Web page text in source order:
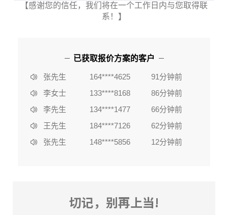
【感谢您的信任，我们将在一个工作日内与您取得联
系！】
已获取报价方案的客户
李女士
184****6636
37分钟前
张先生
164****4625
91分钟前
李女士
133****8168
86分钟前
李先生
134****1477
66分钟前
王先生
184****7126
62分钟前
张先生
148****5856
12分钟前
164****4625
91分钟前
切记，别再上当!